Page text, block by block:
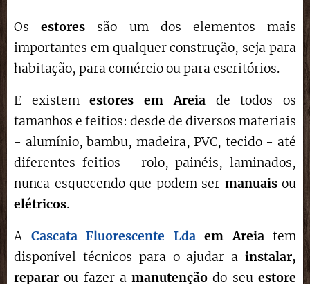
Os estores são um dos elementos mais
importantes em qualquer construção, seja para
habitação, para comércio ou para escritórios.
E existemestores em Areia de todos os
tamanhos e feitios: desde de diversos materiais
- alumínio, bambu, madeira, PVC, tecido - até
diferentes feitios - rolo, painéis, laminados,
nunca esquecendo que podem ser manuaisou
elétricos.
A Cascata Fluorescente LdaemAreia tem
disponível técnicos para o ajudar a instalar,
reparar ou fazer amanutenção do seuestore